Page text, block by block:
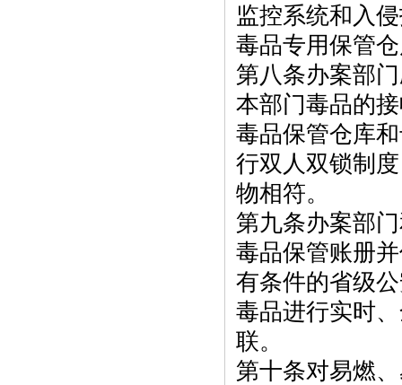
监控系统和入
毒品专用保管
第八条办案部
本部门毒品的
毒品保管仓库
行双人双锁制
物相符。
第九条办案部
毒品保管账册
有条件的省级
毒品进行实时
联。
第十条对易燃